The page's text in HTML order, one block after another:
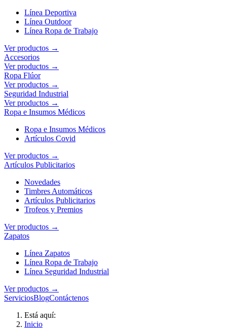
Línea Deportiva
Línea Outdoor
Línea Ropa de Trabajo
Ver productos →
Accesorios
Ver productos →
Ropa Flúor
Ver productos →
Seguridad Industrial
Ver productos →
Ropa e Insumos Médicos
Ropa e Insumos Médicos
Artículos Covid
Ver productos →
Artículos Publicitarios
Novedades
Timbres Automáticos
Artículos Publicitarios
Trofeos y Premios
Ver productos →
Zapatos
Línea Zapatos
Línea Ropa de Trabajo
Línea Seguridad Industrial
Ver productos →
ServiciosBlogContáctenos
Está aquí:
Inicio